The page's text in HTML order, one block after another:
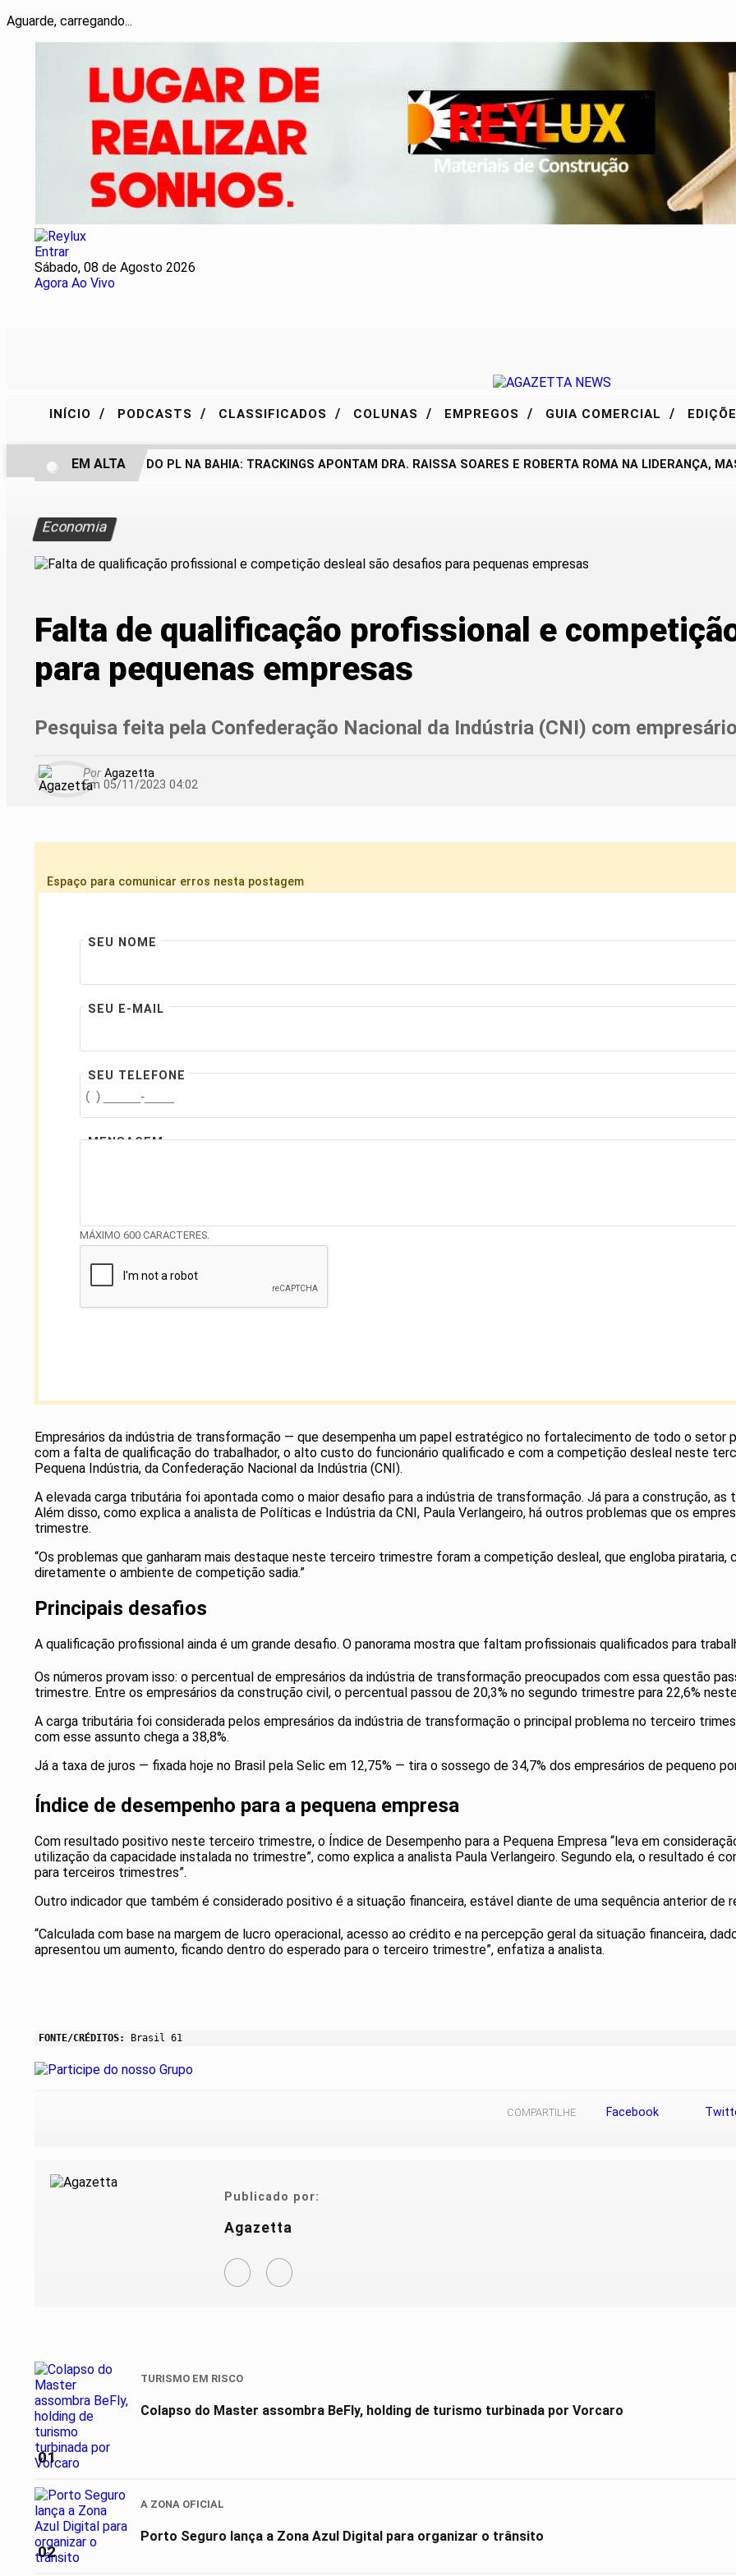
Aguarde, carregando...
Entrar
Sábado, 08 de Agosto 2026
Agora Ao Vivo
INÍCIO / PODCASTS / CLASSIFICADOS / COLUNAS / EMPREGOS / GUIA COMERCIAL /
BASTIDORES DO PL NA BAHIA: TRACKINGS APONTAM DRA. RAISSA SOARES E ROBERTA ROMA NA LIDERANÇA, MAS
EM ALTA
Economia
Falta de qualificação profissional e
para pequenas empresas
Pesquisa feita pela Confederação Nacional da Indústria (CNI) com
Por Agazetta
Em 05/11/2023 04:02
Espaço para comunicar erros nesta postagem
SEU NOME
SEU E-MAIL
SEU TELEFONE
MENSAGEM
MÁXIMO 600 CARACTERES.
Empresários da indústria de transformação — que desempenha um papel estratégico no fortalecimento de todo o
com a falta de qualificação do trabalhador, o alto custo do funcionário qualificado e com a competição desleal neste
Pequena Indústria, da Confederação Nacional da Indústria (CNI).
A elevada carga tributária foi apontada como o maior desafio para a indústria de transformação. Já para a construção, as
Além disso, como explica a analista de Políticas e Indústria da CNI, Paula Verlangeiro, há outros problemas que os
trimestre.
“Os problemas que ganharam mais destaque neste terceiro trimestre foram a competição desleal, que engloba
diretamente o ambiente de competição sadia.”
Principais desafios
A qualificação profissional ainda é um grande desafio. O panorama mostra que faltam profissionais qualificados para
Os números provam isso: o percentual de empresários da indústria de transformação preocupados com essa questão
trimestre. Entre os empresários da construção civil, o percentual passou de 20,3% no segundo trimestre para 22,6%
A carga tributária foi considerada pelos empresários da indústria de transformação o principal problema no terceiro
com esse assunto chega a 38,8%.
Já a taxa de juros — fixada hoje no Brasil pela Selic em 12,75% — tira o sossego de 34,7% dos empresários de pequeno
Índice de desempenho para a pequena empresa
Com resultado positivo neste terceiro trimestre, o Índice de Desempenho para a Pequena Empresa “leva em
utilização da capacidade instalada no trimestre”, como explica a analista Paula Verlangeiro. Segundo ela, o resultado é
para terceiros trimestres”.
Outro indicador que também é considerado positivo é a situação financeira, estável diante de uma sequência anterior de
“Calculada com base na margem de lucro operacional, acesso ao crédito e na percepção geral da situação financeira,
apresentou um aumento, ficando dentro do esperado para o terceiro trimestre”, enfatiza a analista.
FONTE/CRÉDITOS: Brasil 61
COMPARTILHE Facebook
Publicado por:
Agazetta
01
TURISMO EM RISCO
Colapso do Master assombra BeFly, holding de turismo turbinada por Vorcaro
02
A ZONA OFICIAL
Porto Seguro lança a Zona Azul Digital para organizar o trânsito